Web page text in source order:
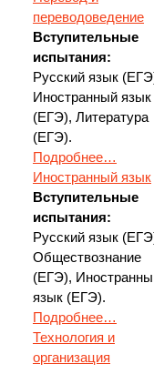
переводоведение
Вступительные
испытания:
Русский язык
Иностранный язык
(ЕГЭ), Литература
(ЕГЭ).
Подробнее…
Иностранный язык
Вступительные
испытания:
Русский язык
Обществознание
(ЕГЭ),
язык (ЕГЭ).
Подробнее…
Технология и
организация